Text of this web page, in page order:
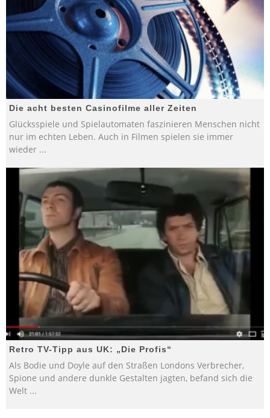
Die acht besten Casinofilme aller Zeiten
Glücksspiele und Spielautomaten faszinieren Menschen nicht
nur im echten Leben. Auch in Filmen spielen sie immer
wieder ...
Retro TV-Tipp aus UK: „Die Profis“
Als Bodie und Doyle auf den Straßen Londons Verbrecher,
Spione und andere dunkle Gestalten jagten, befand sich die
Welt ...